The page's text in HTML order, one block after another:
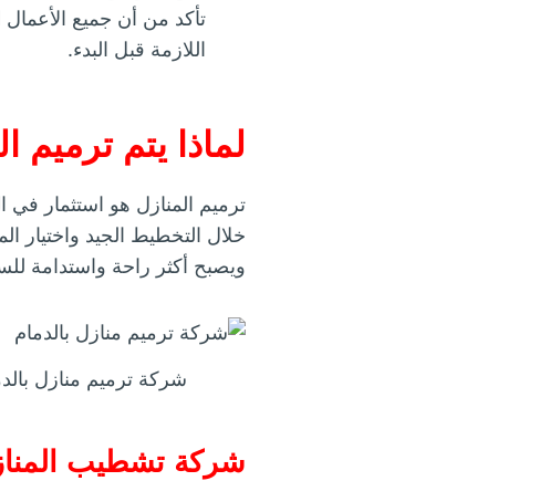
تأكد من أن جميع الأعمال
اللازمة قبل البدء.
لماذا يتم ترميم
ترميم المنازل هو استثمار في
خلال التخطيط الجيد واختيار
ويصبح أكثر راحة واستدامة
شركة ترميم منازل
شركة تشطيب